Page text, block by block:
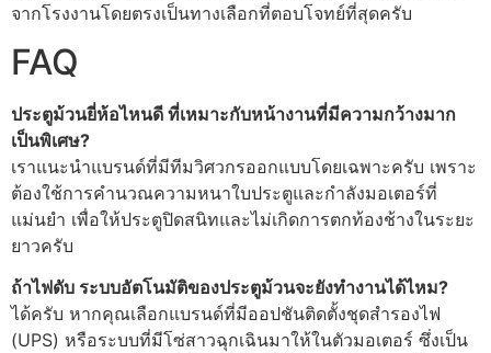
จากโรงงานโดยตรงเป็นทางเลือกที่ตอบโจทย์ที่สุดครับ
FAQ
ประตูม้วนยี่ห้อไหนดี ที่เหมาะกับหน้างานที่มีความกว้างมาก
เป็นพิเศษ?
เราแนะนำแบรนด์ที่มีทีมวิศวกรออกแบบโดยเฉพาะครับ เพราะ
ต้องใช้การคำนวณความหนาใบประตูและกำลังมอเตอร์ที่
แม่นยำ เพื่อให้ประตูปิดสนิทและไม่เกิดการตกท้องช้างในระยะ
ยาวครับ
ถ้าไฟดับ ระบบอัตโนมัติของประตูม้วนจะยังทำงานได้ไหม?
ได้ครับ หากคุณเลือกแบรนด์ที่มีออปชันติดตั้งชุดสำรองไฟ
(UPS) หรือระบบที่มีโซ่สาวฉุกเฉินมาให้ในตัวมอเตอร์ ซึ่งเป็น